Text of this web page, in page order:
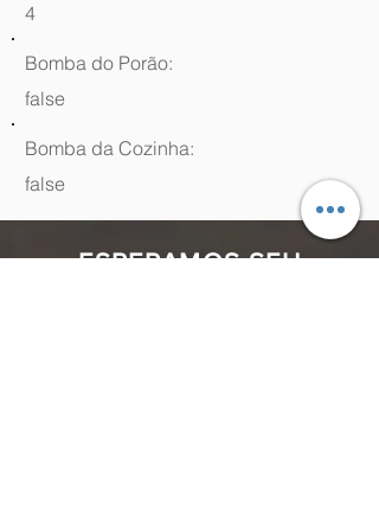
4
Bomba do Porão:
false
Bomba da Cozinha:
false
ESPERAMOS SEU